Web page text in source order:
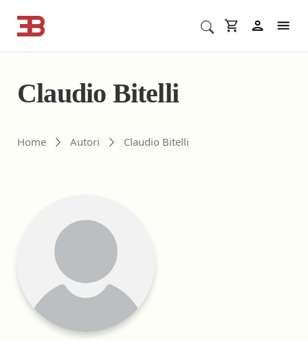
Cerca corsi ECM o altro
Claudio Bitelli
Home Autori Claudio Bitelli